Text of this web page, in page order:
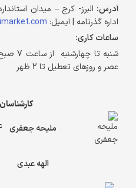
آدرس: البرز- کرج – میدان
اداره گذرنامه | ایمیل:
ساعات کاری:
عصر و روزهای تعطیل تا 2 ظهر
ملیحه جعفری
الهه عبدی